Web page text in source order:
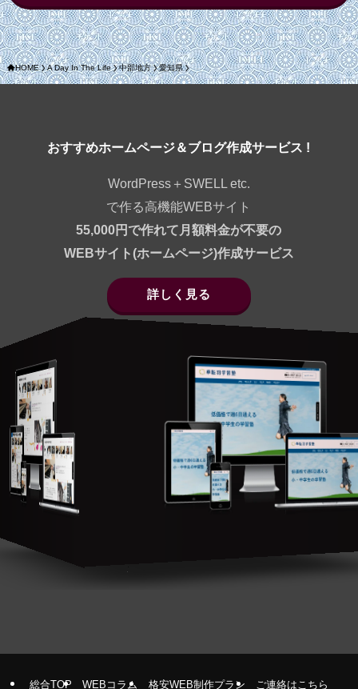
HOME A Day In The Life 中部地方 愛知県
おすすめホームページ＆ブログ作成サービス !
WordPress＋SWELL etc.
で作る高機能WEBサイト
55,000円で作れて月額料金が不要の
WEBサイト(ホームページ)作成サービス
詳しく見る
総合TOP WEBコラム 格安WEB制作プラン ご連絡はこちら